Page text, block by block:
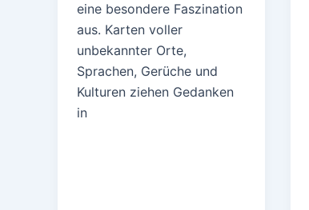
eine besondere Faszination
aus. Karten voller
unbekannter Orte,
Sprachen, Gerüche und
Kulturen ziehen Gedanken
in